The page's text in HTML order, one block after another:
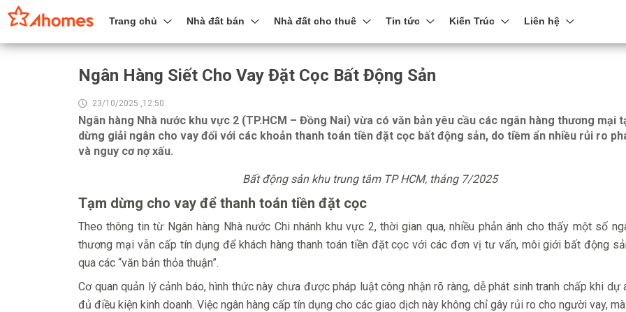
Trang chủ Nhà đất bán Nhà đất cho thuê Tin tức Kiến Trúc Liên hệ
Ngân Hàng Siết Cho Vay Đặt Cọc Bất Động Sản
23/10/2025 ,12:50
Ngân hàng Nhà nước khu vực 2 (TP.HCM – Đồng Nai) vừa có văn bản yêu cầu các ngân hàng thương mại
dừng giải ngân cho vay đối với các khoản thanh toán tiền đặt cọc bất động sản, do tiềm ẩn nhiều rủi ro
và nguy cơ nợ xấu.
Bất động sản khu trung tâm TP HCM, tháng 7/2025
Tạm dừng cho vay để thanh toán tiền đặt cọc
Theo thông tin từ Ngân hàng Nhà nước Chi nhánh khu vực 2, thời gian qua, nhiều phản ánh cho thấy một số
thương mại vẫn cấp tín dụng để khách hàng thanh toán tiền đặt cọc với các đơn vị tư vấn, môi giới bất động
qua các “văn bản thỏa thuận”.
Cơ quan quản lý cảnh báo, hình thức này chưa được pháp luật công nhận rõ ràng, dễ phát sinh tranh chấp khi dự
đủ điều kiện kinh doanh. Việc ngân hàng cấp tín dụng cho các giao dịch này không chỉ gây rủi ro cho người vay,